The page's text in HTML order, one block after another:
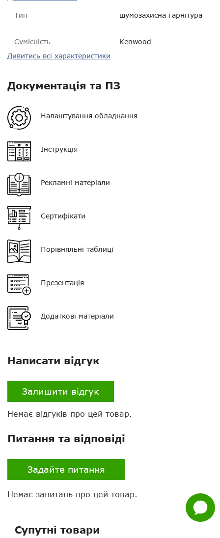
Задати
питання
Тип шумозахисна гарнітура
Сумісність Kenwood
Пиловологозахист
Гарантія 14 днів
Регулятор гучності
Колір
Кнопка PTT
Тип навушника
Роз'єм
Дивитись всі характеристики
Документація та ПЗ
Налаштування обладнання
Інструкція
Рекламні матеріали
Сертифікати
Порівняльні таблиці
Презентація
Додаткові матеріали
Написати відгук
Залишити відгук
Немає відгуків про цей товар.
Питання та відповіді
Задайте питання
Немає запитань про цей товар.
Супутні товари